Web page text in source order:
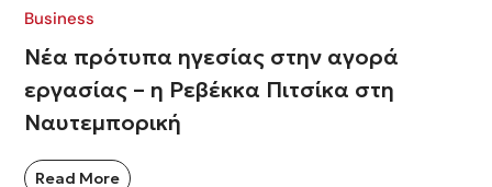
Business
Νέα πρότυπα ηγεσίας στην αγορά
εργασίας – η Ρεβέκκα Πιτσίκα στη
Ναυτεμπορική
Read More